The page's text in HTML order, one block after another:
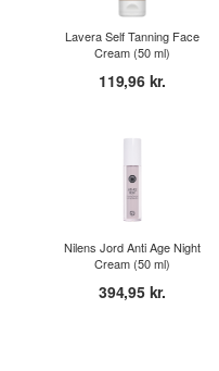
Lavera Self Tanning Face
Cream (50 ml)
119,96 kr.
Nilens Jord Anti Age Night
Cream (50 ml)
394,95 kr.